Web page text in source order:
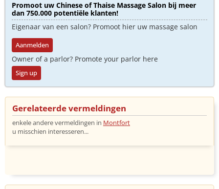
Promoot uw Chinese of Thaise Massage Salon bij meer
dan 750.000 potentiële klanten!
Eigenaar van een salon? Promoot hier uw massage salon
Aanmelden
Owner of a parlor? Promote your parlor here
Sign up
Gerelateerde vermeldingen
enkele andere vermeldingen in Montfort
u misschien interesseren...